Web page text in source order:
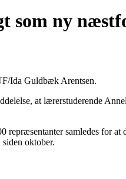
som ny
Ida Guldbæk Arentsen.
at lærerstuderende
repræsentanter samledes for
oktober.